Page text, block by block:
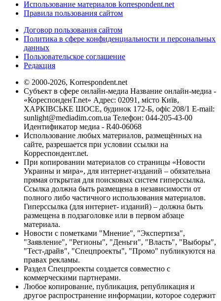
Использование материалов korrespondent.net
Правила пользования сайтом
Договор пользования сайтом
Политика в сфере конфиденциальности и персональных
данных
Пользовательское соглашение
Редакция
© 2000-2026, Korrespondent.net
Субъект в сфере онлайн-медиа Название онлайн-медиа -
«КореспонденТ.net» Адрес: 02091, місто Київ,
ХАРКІВСЬКЕ ШОСЕ, будинок 172-Б, офіс 208/1 E-mail:
sunlight@mediadim.com.ua Телефон: 044-205-43-00
Идентификатор медиа - R40-06068
Использование любых материалов, размещённых на
сайте, разрешается при условии ссылки на
Корреспондент.net.
При копировании материалов со страницы «Новости
Украины и мира», для интернет-изданий – обязательна
прямая открытая для поисковых систем гиперссылка.
Ссылка должна быть размещена в независимости от
полного либо частичного использования материалов.
Гиперссылка (для интернет- изданий) – должна быть
размещена в подзаголовке или в первом абзаце
материала.
Новости с пометками "Мнение", "Экспертиза",
"Заявление", "Регионы", "Деньги", "Власть", "Выборы",
"Тест-драйв", "Спецпроекты", "Промо" публикуются на
правах рекламы.
Раздел Спецпроекты создается совместно с
коммерческими партнерами.
Любое копирование, публикация, републикация и
другое распространение информации, которое содержит